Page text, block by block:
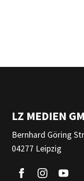
LZ MEDIEN
Bernhard Göring
04277 Leipzig